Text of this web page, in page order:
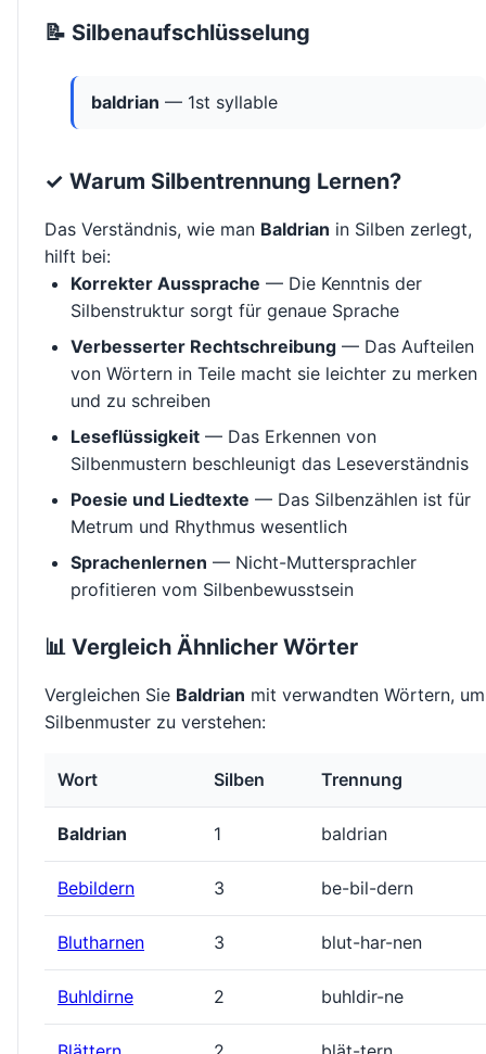
📝 Silbenaufschlüsselung
baldrian — 1st syllable
✓ Warum Silbentrennung Lernen?
Das Verständnis, wie man Baldrian in Silben zerlegt,
hilft bei:
Korrekter Aussprache — Die Kenntnis der
Silbenstruktur sorgt für genaue Sprache
Verbesserter Rechtschreibung — Das Aufteilen
von Wörtern in Teile macht sie leichter zu merken
und zu schreiben
Leseflüssigkeit — Das Erkennen von
Silbenmustern beschleunigt das Leseverständnis
Poesie und Liedtexte — Das Silbenzählen ist für
Metrum und Rhythmus wesentlich
Sprachenlernen — Nicht-Muttersprachler
profitieren vom Silbenbewusstsein
📊 Vergleich Ähnlicher Wörter
Vergleichen Sie Baldrian mit verwandten Wörtern, um
Silbenmuster zu verstehen:
Wort Silben Trennung
Baldrian 1 baldrian
Bebildern 3 be-bil-dern
Blutharnen 3 blut-har-nen
Buhldirne 2 buhldir-ne